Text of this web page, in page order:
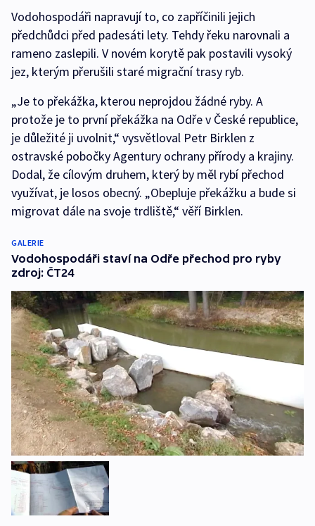
Vodohospodáři napravují to, co zapříčinili jejich
předchůdci před padesáti lety. Tehdy řeku narovnali a
rameno zaslepili. V novém korytě pak postavili vysoký
jez, kterým přerušili staré migrační trasy ryb.
„Je to překážka, kterou neprojdou žádné ryby. A
protože je to první překážka na Odře v České republice,
je důležité ji uvolnit,“ vysvětloval Petr Birklen z
ostravské pobočky Agentury ochrany přírody a krajiny.
Dodal, že cílovým druhem, který by měl rybí přechod
využívat, je losos obecný. „Obepluje překážku a bude si
migrovat dále na svoje trdliště,“ věří Birklen.
GALERIE
Vodohospodáři staví na Odře přechod pro ryby
zdroj: ČT24